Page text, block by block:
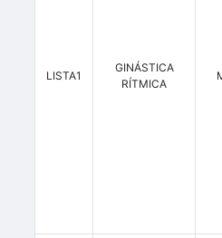
LISTA1
GINÁSTICA
RÍTMICA